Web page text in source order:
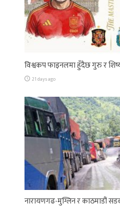
विश्वकप फाइनलमा हुँदैछ गुरु र
21 days ago
नारायणगढ-मुग्लिन र काठमाडौं